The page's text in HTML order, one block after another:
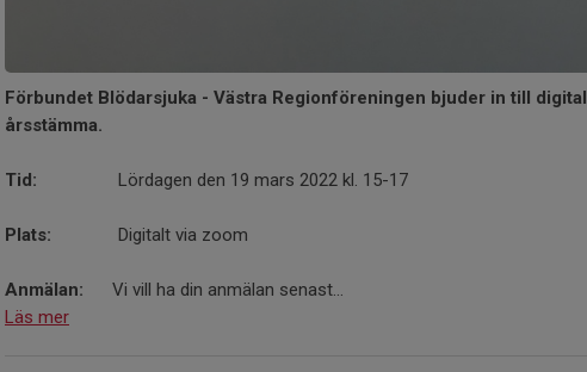
Förbundet Blödarsjuka - Västra Regionföreningen bjuder in till digital
årsstämma.
Tid: Lördagen den 19 mars 2022 kl. 15-17
Plats: Digitalt via zoom
Anmälan: Vi vill ha din anmälan senast...
Läs mer